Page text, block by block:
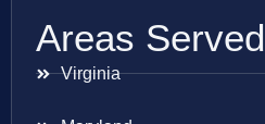
Areas Served
Virginia